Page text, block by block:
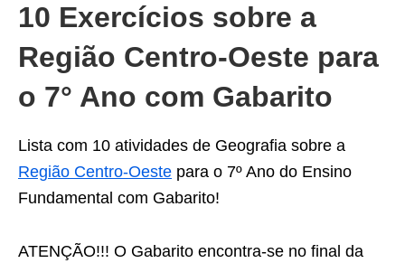
10 Exercícios sobre a
Região Centro-Oeste para
o 7° Ano com Gabarito
Lista com 10 atividades de Geografia sobre a
Região Centro-Oeste para o 7º Ano do Ensino
Fundamental com Gabarito!
ATENÇÃO!!! O Gabarito encontra-se no final da